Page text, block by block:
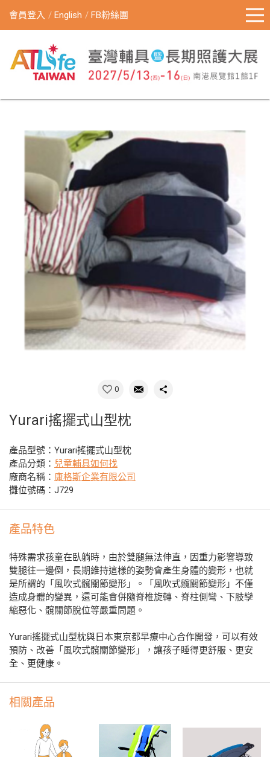
會員登入 English FB粉絲團
0
Yurari搖擺式山型枕
產品型號：Yurari搖擺式山型枕
產品分類： 兒童輔具如何找
廠商名稱： 康格斯企業有限公司
攤位號碼：J729
產品特色
特殊需求孩童在臥躺時，由於雙腿無法伸直，因重力影響導致
雙腿往一邊倒，長期維持這樣的姿勢會產生身體的變形，也就
是所謂的「風吹式髖關節變形」。「風吹式髖關節變形」不僅
造成身體的變異，還可能會併隨脊椎旋轉、脊柱側彎、下肢孿
縮惡化、髖關節脫位等嚴重問題。
Yurari搖擺式山型枕與日本東京都早療中心合作開發，可以有效
預防、改善「風吹式髖關節變形」，讓孩子睡得更舒服、更安
全、更健康。
相關產品